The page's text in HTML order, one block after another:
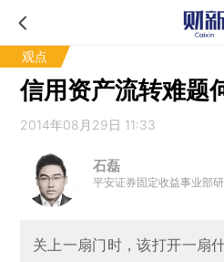
观点
信用资产流转难题
2014年08月29日 11:33
石磊
平安证券固定收益事业部
关上一扇门时，该打开一扇